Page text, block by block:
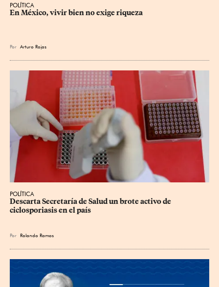
POLÍTICA
En México, vivir bien no exige riqueza
Por Arturo Rojas
POLÍTICA
Descarta Secretaría de Salud un brote activo de
ciclosporiasis en el país
Por Rolando Ramos